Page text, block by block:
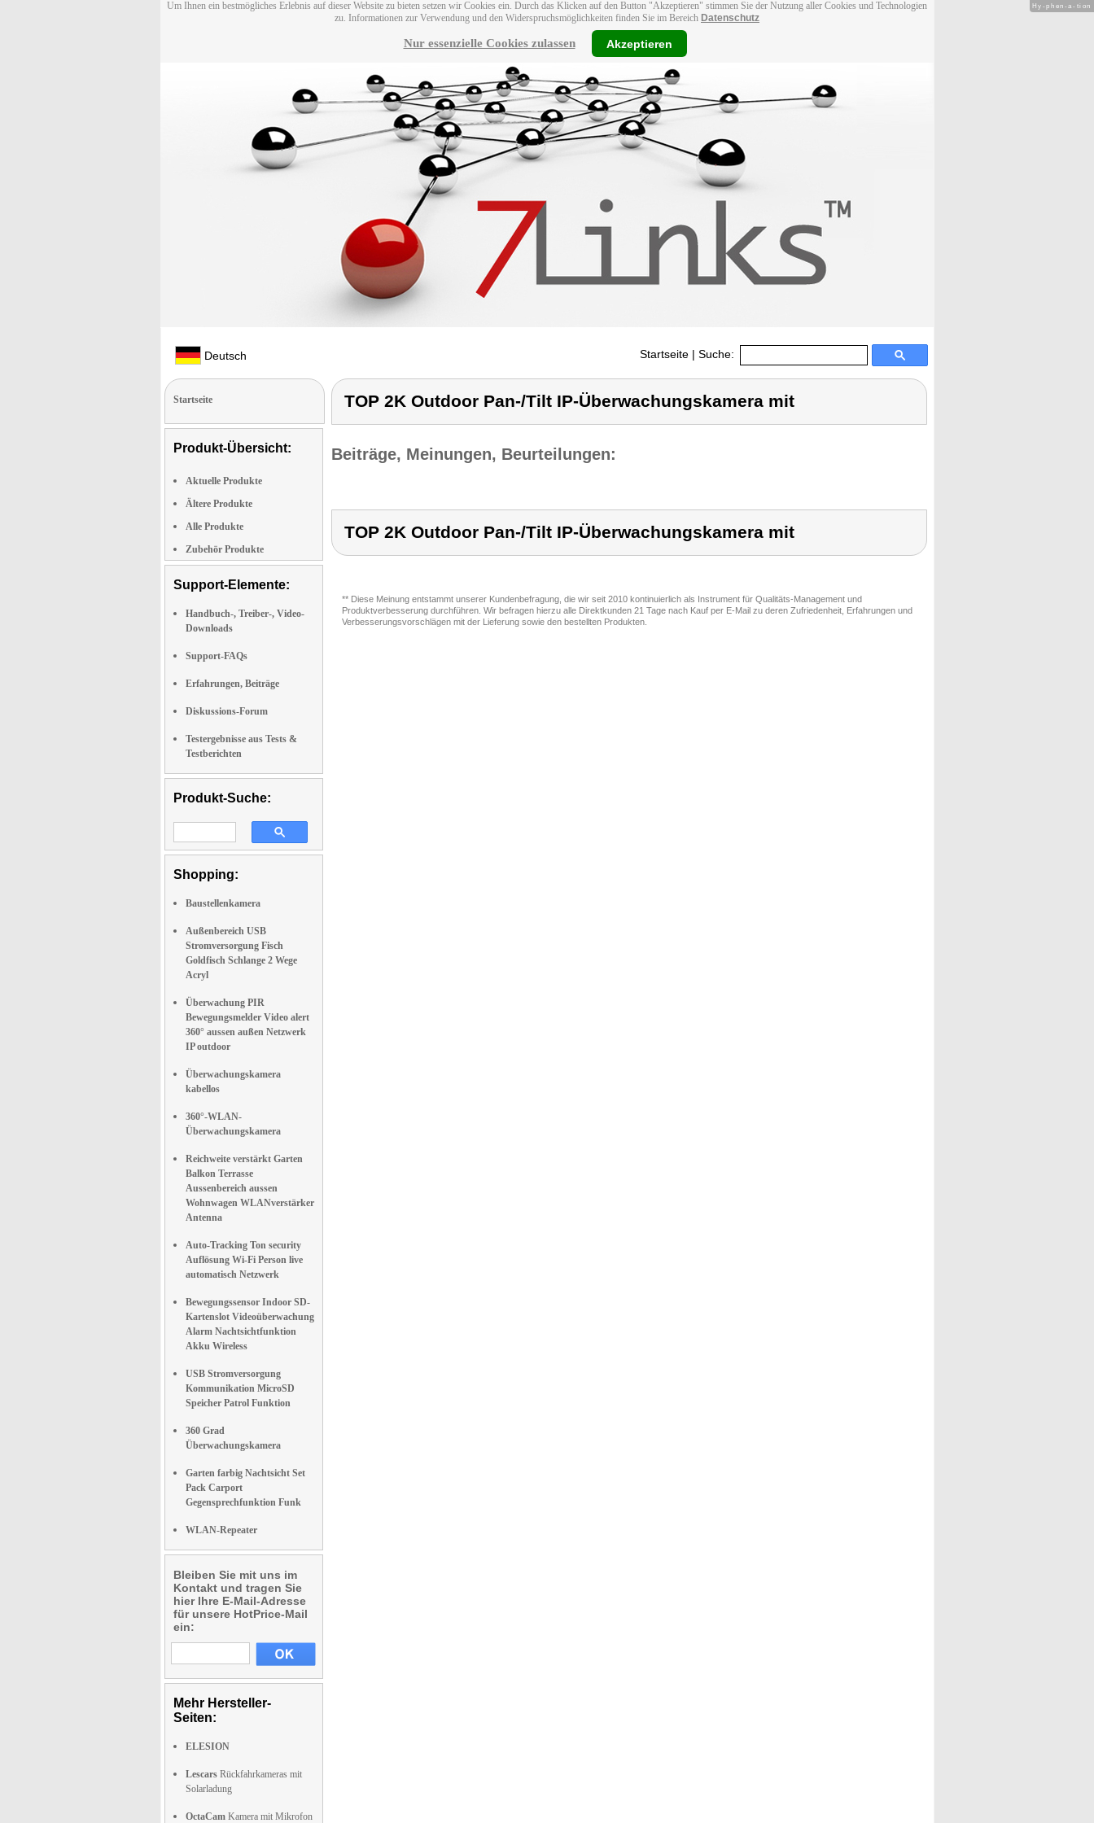
Um Ihnen ein bestmögliches Erlebnis auf dieser Website zu bieten setzen wir Cookies ein. Durch das Klicken auf den Button "Akzeptieren" stimmen Sie der Nutzung aller Cookies und Technologien
zu. Informationen zur Verwendung und den Widerspruchsmöglichkeiten finden Sie im Bereich Datenschutz
Nur essenzielle Cookies zulassen Akzeptieren
Deutsch Startseite | Suche:
Startseite
Produkt-Übersicht:
Aktuelle Produkte
Ältere Produkte
Alle Produkte
Zubehör Produkte
Support-Elemente:
Handbuch-, Treiber-, Video-
Downloads
Support-FAQs
Erfahrungen, Beiträge
Diskussions-Forum
Testergebnisse aus Tests &
Testberichten
Produkt-Suche:
Shopping:
Baustellenkamera
Außenbereich USB
Stromversorgung Fisch
Goldfisch Schlange 2 Wege
Acryl
Überwachung PIR
Bewegungsmelder Video alert
360° aussen außen Netzwerk
IP outdoor
Überwachungskamera
kabellos
360°-WLAN-
Überwachungskamera
Reichweite verstärkt Garten
Balkon Terrasse
Aussenbereich aussen
Wohnwagen WLANverstärker
Antenna
Auto-Tracking Ton security
Auflösung Wi-Fi Person live
automatisch Netzwerk
Bewegungssensor Indoor SD-
Kartenslot Videoüberwachung
Alarm Nachtsichtfunktion
Akku Wireless
USB Stromversorgung
Kommunikation MicroSD
Speicher Patrol Funktion
360 Grad
Überwachungskamera
Garten farbig Nachtsicht Set
Pack Carport
Gegensprechfunktion Funk
WLAN-Repeater
Bleiben Sie mit uns im
Kontakt und tragen Sie
hier Ihre E-Mail-Adresse
für unsere HotPrice-Mail
ein:
Mehr Hersteller-
Seiten:
ELESION
Lescars Rückfahrkameras mit
Solarladung
OctaCam Kamera mit Mikrofon
TOP 2K Outdoor Pan-/Tilt IP-Überwachungskamera mit
Beiträge, Meinungen, Beurteilungen:
TOP 2K Outdoor Pan-/Tilt IP-Überwachungskamera mit
** Diese Meinung entstammt unserer Kundenbefragung, die wir seit 2010 kontinuierlich als Instrument für Qualitäts-Management und
Produktverbesserung durchführen. Wir befragen hierzu alle Direktkunden 21 Tage nach Kauf per E-Mail zu deren Zufriedenheit, Erfahrungen und
Verbesserungsvorschlägen mit der Lieferung sowie den bestellten Produkten.
Hy-phen-a-tion